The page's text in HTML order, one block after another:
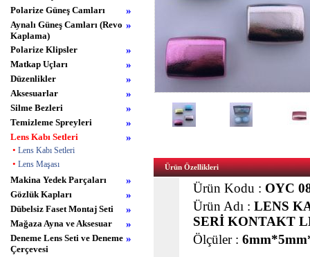
Polarize Güneş Camları »
Aynalı Güneş Camları (Revo
Kaplama)
»
Polarize Klipsler »
Matkap Uçları »
Düzenlikler »
Aksesuarlar »
Silme Bezleri »
Temizleme Spreyleri »
Lens Kabı Setleri
• Lens Kabı Setleri
• Lens Maşası
»
Makina Yedek Parçaları »
Gözlük Kapları »
Dübelsiz Faset Montaj Seti »
Mağaza Ayna ve Aksesuar »
Deneme Lens Seti ve Deneme
Çerçevesi
»
Ürün Özellikleri
Ürün Kodu : OYC
Ürün Adı : LENS
SERİ KONTAKT
Ölçüler :